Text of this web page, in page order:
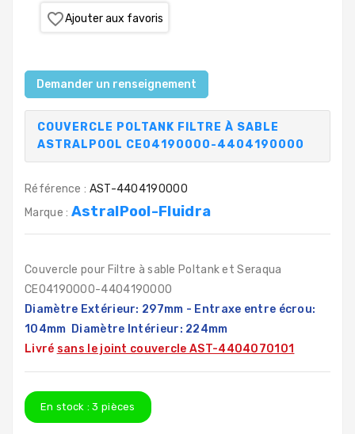
CAMPINGS,
HÔTELS
SAUNA-
favorite_borderAjouter aux favoris
Demander un renseignement
COUVERCLE POLTANK FILTRE À SABLE
ASTRALPOOL CE04190000-4404190000
Référence : AST-4404190000
Marque : AstralPool-Fluidra
Couvercle pour Filtre à sable Poltank et Seraqua
CE04190000-4404190000
Diamètre Extérieur: 297mm - Entraxe entre écrou:
104mm Diamètre Intérieur: 224mm
Livré sans le joint couvercle AST-4404070101
En stock :3 pièces